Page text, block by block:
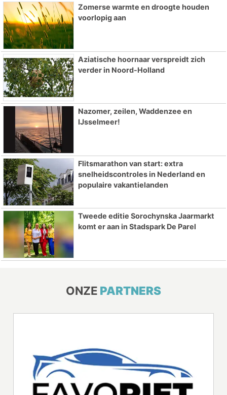
Zomerse warmte en droogte houden
voorlopig aan
Aziatische hoornaar verspreidt zich
verder in Noord-Holland
Nazomer, zeilen, Waddenzee en
IJsselmeer!
Flitsmarathon van start: extra
snelheidscontroles in Nederland en
populaire vakantielanden
Tweede editie Sorochynska Jaarmarkt
komt er aan in Stadspark De Parel
ONZE PARTNERS